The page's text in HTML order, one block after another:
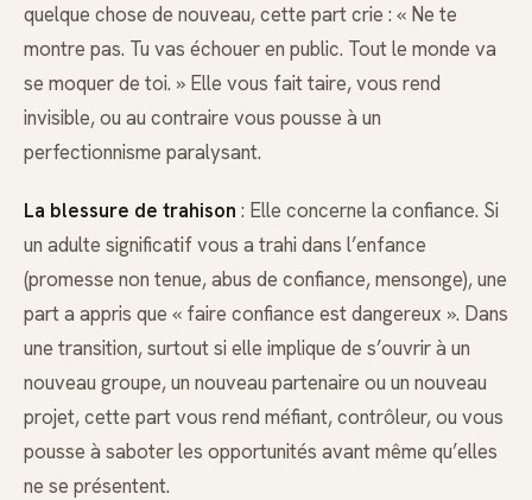
quelque chose de nouveau, cette part crie : « Ne te
montre pas. Tu vas échouer en public. Tout le monde va
se moquer de toi. » Elle vous fait taire, vous rend
invisible, ou au contraire vous pousse à un
perfectionnisme paralysant.
La blessure de trahison : Elle concerne la confiance. Si
un adulte significatif vous a trahi dans l’enfance
(promesse non tenue, abus de confiance, mensonge), une
part a appris que « faire confiance est dangereux ». Dans
une transition, surtout si elle implique de s’ouvrir à un
nouveau groupe, un nouveau partenaire ou un nouveau
projet, cette part vous rend méfiant, contrôleur, ou vous
pousse à saboter les opportunités avant même qu’elles
ne se présentent.